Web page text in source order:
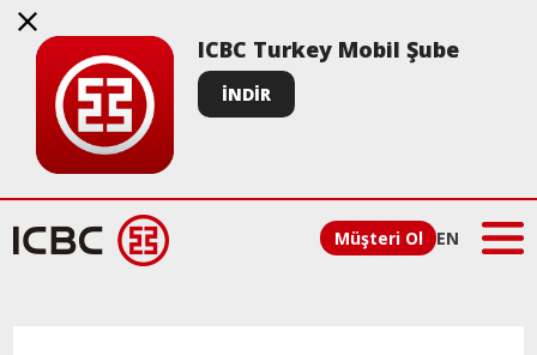
ICBC Turkey Mobil Şube
İNDİR
Müşteri Ol EN